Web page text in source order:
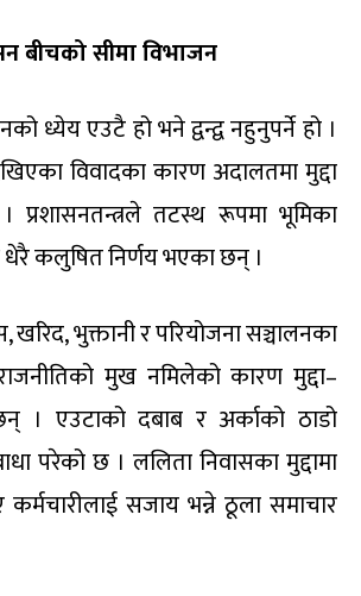
बीचको सीमा विभाजन
ध्येय एउटै हो भने द्वन्द्व नहुनुपर्ने हो ।
विवादका कारण अदालतमा मुद्दा
प्रशासनतन्त्रले तटस्थ रूपमा भूमिका
धेरै कलुषित निर्णय भएका छन् ।
खरिद, भुक्तानी र परियोजना सञ्चालनका
मुख नमिलेको कारण मुद्दा–
। एउटाको दबाब र अर्काको ठाडो
परेको छ । ललिता निवासका मुद्दामा
सजाय भन्ने ठूला समाचार